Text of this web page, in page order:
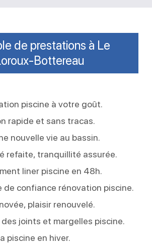
de prestations à Le
Bottereau
piscine à votre goût.
rapide et sans tracas.
nouvelle vie au bassin.
refaite, tranquillité assurée.
liner piscine en 48h.
de confiance rénovation piscine.
plaisir renouvelé.
joints et margelles piscine.
piscine en hiver.